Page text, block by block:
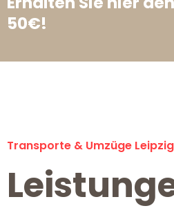
50€!
Transporte & Umzüge